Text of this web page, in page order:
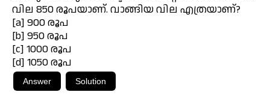
വില 850 രൂപയാണ്. വാങ്ങിയ വില എത്രയാണ്?
[a] 900 രൂപ
[b] 950 രൂപ
[c] 1000 രൂപ
[d] 1050 രൂപ